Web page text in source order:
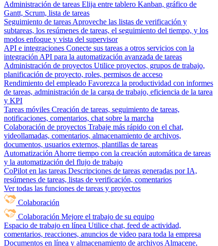
Administración de tareas Elija entre tablero Kanban, gráfico de
Gantt, Scrum, lista de tareas
Seguimiento de tareas Aproveche las listas de verificación y
subtareas, los resúmenes de tareas, el seguimiento del tiempo, y los
modos enfoque y vista del supervisor
API e integraciones Conecte sus tareas a otros servicios con la
integración API para la automatización avanzada de tareas
Administración de proyectos Utilice proyectos, grupos de trabajo,
planificación de proyecto, roles, permisos de acceso
Rendimiento del empleado Favorezca la productividad con informes
de tareas, administración de la carga de trabajo, eficiencia de la tarea
y KPI
Tareas móviles Creación de tareas, seguimiento de tareas,
notificaciones, comentarios, chat sobre la marcha
Colaboración de proyectos Trabaje más rápido con el chat,
videollamadas, comentarios, almacenamiento de archivos,
documentos, usuarios externos, plantillas de tareas
Automatización Ahorre tiempo con la creación automática de tareas
y la automatización del flujo de trabajo
CoPilot en las tareas Descripciones de tareas generadas por IA,
resúmenes de tareas, listas de verificación, comentarios
Ver todas las funciones de tareas y proyectos
Colaboración
Colaboración Mejore el trabajo de su equipo
Espacio de trabajo en línea Utilice chat, feed de actividad,
comentarios, reacciones, anuncios de video para toda la empresa
Documentos en línea y almacenamiento de archivos Almacene,